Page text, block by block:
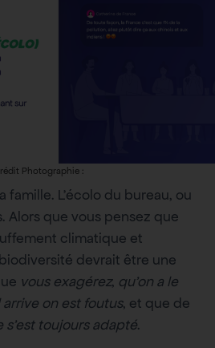
Photographie :
famille. L’écolo du bureau, ou
Alors que vous pensez que
climatique et
devrait être une
vous exagérez, qu’on a le
arrive on est foutus, et que de
s’est toujours adapté.